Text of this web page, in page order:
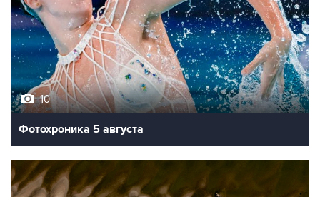
10
Фотохроника 5 августа